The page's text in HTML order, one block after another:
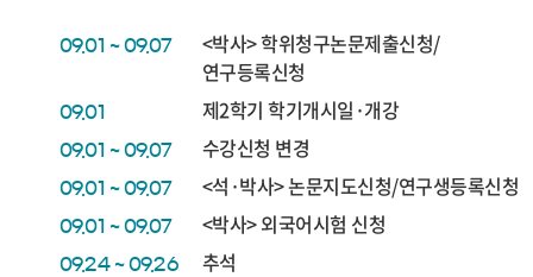
09.01 ~ 09.07
<박사> 학위청구논문제출신청/
연구등록신청
09.01 제2학기 학기개시일·개강
09.01 ~ 09.07 수강신청 변경
09.01 ~ 09.07 <석·박사> 논문지도신청/연구생등록신청
09.01 ~ 09.07 <박사> 외국어시험 신청
09.24 ~ 09.26 추석